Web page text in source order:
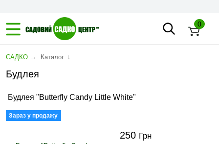
0
САДКО → Каталог ↓
Будлея
Будлея "Butterfly Candy Little White"
Зараз у продажу
250 Грн